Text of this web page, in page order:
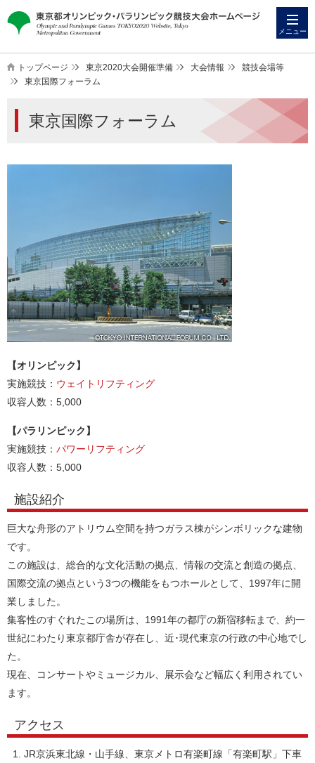
ス
メニュー
トップページ 東京2020大会開催準備 大会情報
競技会場等
東京国際フォーラム
ら
東京国際フォーラム
【オリンピック】
実施競技： ウェイトリフティング
収容人数：5,000
【パラリンピック】
実施競技： パワーリフティング
収容人数：5,000
施設紹介
巨大な舟形のアトリウム空間を持つガラス棟がシンボリックな建物
です。
この施設は、総合的な文化活動の拠点、情報の交流と創造の拠点、
国際交流の拠点という3つの機能をもつホールとして、1997年に開
業しました。
集客性のすぐれたこの場所は、1991年の都庁の新宿移転まで、約一
世紀にわたり東京都庁舎が存在し、近･現代東京の行政の中心地でし
た。
現在、コンサートやミュージカル、展示会など幅広く利用されてい
ます。
アクセス
JR京浜東北線・山手線、東京メトロ有楽町線「有楽町駅」下車